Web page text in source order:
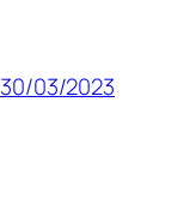
30/03/2023